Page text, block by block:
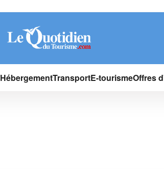
HébergementTransportE-tourismeOffres